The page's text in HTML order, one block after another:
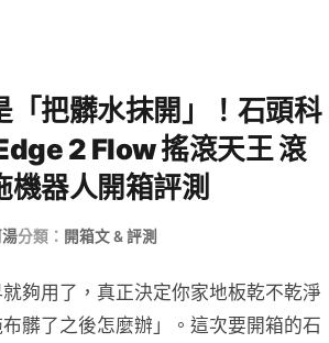
「把髒水抹開」！石頭科
2 Flow 搖滾天王 滾
機器人開箱評測
湯分類： 開箱文 & 評測
夠用了，真正決定你家地板乾不乾淨
髒了之後怎麼辦」。這次要開箱的石